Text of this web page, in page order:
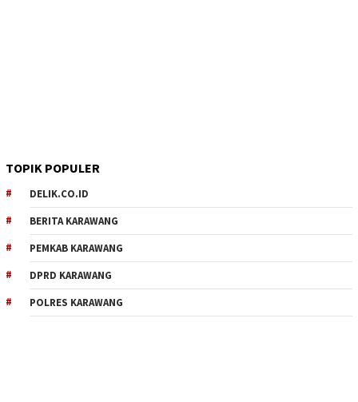
TOPIK POPULER
DELIK.CO.ID
BERITA KARAWANG
PEMKAB KARAWANG
DPRD KARAWANG
POLRES KARAWANG